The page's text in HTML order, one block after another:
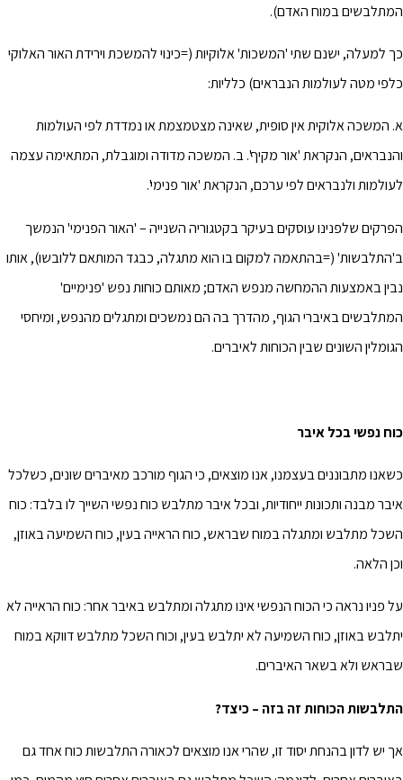
המתלבשים במוח האדם).
כך למעלה, ישנם שתי 'המשכות' אלוקיות (=כינוי להמשכת וירידת האור האלוקי
כלפי מטה לעולמות הנבראים) כלליות:
א. המשכה אלוקית אין סופית, שאינה מצטמצמת או נמדדת לפי העולמות
והנבראים, הנקראת 'אור מקיף'. ב. המשכה מדודה ומוגבלת, המתאימה עצמה
לעולמות ולנבראים לפי ערכם, הנקראת 'אור פנימי'.
הפרקים שלפנינו עוסקים בעיקר בקטגוריה השנייה – 'האור הפנימי' הנמשך
ב'התלבשות' (=בהתאמה למקום בו הוא מתגלה, כבגד המותאם ללובשו), אותו
נבין באמצעות ההמחשה מנפש האדם; מאותם כוחות נפש 'פנימיים'
המתלבשים באיברי הגוף, מהדרך בה הם נמשכים ומתגלים מהנפש, ומיחסי
הגומלין השונים שבין הכוחות לאיברים.
כוח נפשי בכל איבר
כשאנו מתבוננים בעצמנו, אנו מוצאים, כי הגוף מורכב מאיברים שונים, כשלכל
איבר מבנה ותכונות ייחודיות, ובכל איבר מתלבש כוח נפשי השייך לו בלבד: כוח
השכל מתלבש ומתגלה במוח שבראש, כוח הראייה בעין, כוח השמיעה באוזן,
וכן הלאה.
על פניו נראה כי הכוח הנפשי אינו מתגלה ומתלבש באיבר אחר: כוח הראייה לא
יתלבש באוזן, כוח השמיעה לא יתלבש בעין, וכוח השכל מתלבש דווקא במוח
שבראש ולא בשאר האיברים.
התלבשות הכוחות זה בזה – כיצד?
אך יש לדון בהנחת יסוד זו, שהרי אנו מוצאים לכאורה התלבשות כוח אחד גם